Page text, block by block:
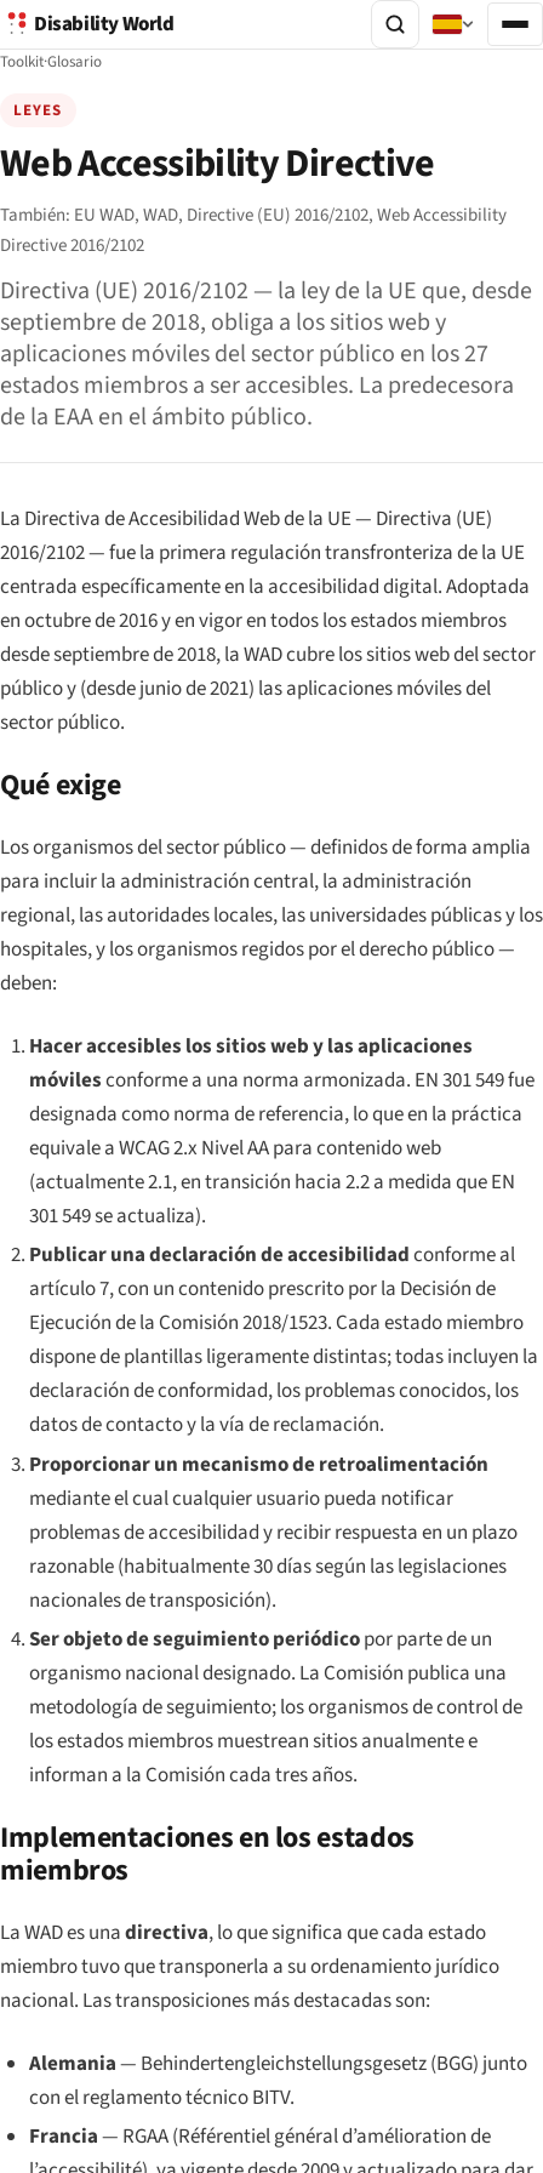
Disability World
Toolkit·Glosario
LEYES
Web Accessibility Directive
También: EU WAD,WAD, Directive (EU) 2016/2102,Web Accessibility
Directive 2016/2102
Directiva (UE) 2016/2102 — la ley de la UE que, desde
septiembre de 2018, obliga a los sitios web y
aplicaciones móviles del sector público en los 27
estados miembros a ser accesibles. La predecesora
de la EAA en el ámbito público.
La Directiva de Accesibilidad Web de la UE — Directiva (UE)
2016/2102 — fue la primera regulación transfronteriza de la UE
centrada específicamente en la accesibilidad digital. Adoptada
en octubre de 2016 y en vigor en todos los estados miembros
desde septiembre de 2018, la WAD cubre los sitios web del sector
público y (desde junio de 2021) las aplicaciones móviles del
sector público.
Qué exige
Los organismos del sector público — definidos de forma amplia
para incluir la administración central, la administración
regional, las autoridades locales, las universidades públicas y los
hospitales, y los organismos regidos por el derecho público —
deben:
Hacer accesibles los sitios web y las aplicaciones
móvilesconforme a una norma armonizada. EN 301 549 fue
designada como norma de referencia, lo que en la práctica
equivale a WCAG 2.x Nivel AA para contenido web
(actualmente 2.1, en transición hacia 2.2 a medida que EN
301 549 se actualiza).
Publicar una declaración de accesibilidadconforme al
artículo 7, con un contenido prescrito por la Decisión de
Ejecución de la Comisión 2018/1523. Cada estado miembro
dispone de plantillas ligeramente distintas; todas incluyen la
declaración de conformidad, los problemas conocidos, los
datos de contacto y la vía de reclamación.
Proporcionar un mecanismo de retroalimentación
mediante el cual cualquier usuario pueda notificar
problemas de accesibilidad y recibir respuesta en un plazo
razonable (habitualmente 30 días según las legislaciones
nacionales de transposición).
Ser objeto de seguimiento periódicopor parte de un
organismo nacional designado. La Comisión publica una
metodología de seguimiento; los organismos de control de
los estados miembros muestrean sitios anualmente e
informan a la Comisión cada tres años.
Implementaciones en los estados
miembros
La WAD es unadirectiva, lo que significa que cada estado
miembro tuvo que transponerla a su ordenamiento jurídico
nacional. Las transposiciones más destacadas son:
Alemania— Behindertengleichstellungsgesetz (BGG) junto
con el reglamento técnico BITV.
Francia— RGAA (Référentiel général d’amélioration de